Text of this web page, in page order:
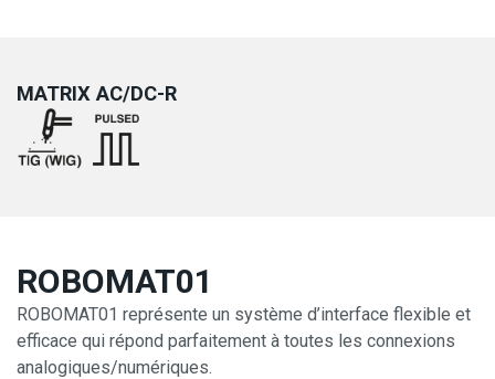
MATRIX AC/DC-R
ROBOMAT01
ROBOMAT01 représente un système d’interface flexible et
efficace qui répond parfaitement à toutes les connexions
analogiques/numériques.